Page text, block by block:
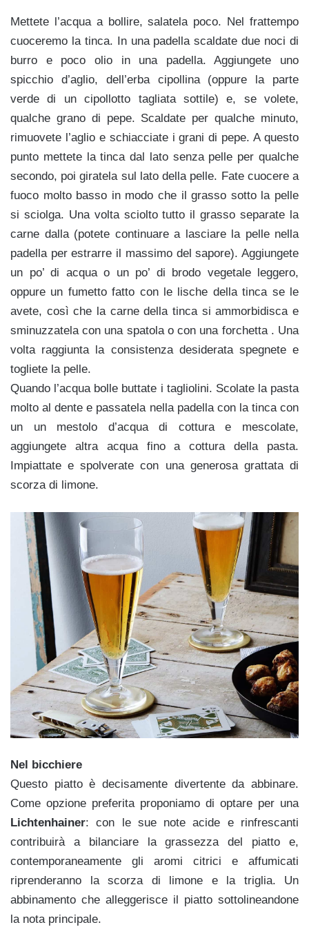
Mettete l’acqua a bollire, salatela poco. Nel frattempo
cuoceremo la tinca. In una padella scaldate due noci di
burro e poco olio in una padella. Aggiungete uno
spicchio d’aglio, dell’erba cipollina (oppure la parte
verde di un cipollotto tagliata sottile) e, se volete,
qualche grano di pepe. Scaldate per qualche minuto,
rimuovete l’aglio e schiacciate i grani di pepe. A questo
punto mettete la tinca dal lato senza pelle per qualche
secondo, poi giratela sul lato della pelle. Fate cuocere a
fuoco molto basso in modo che il grasso sotto la pelle
si sciolga. Una volta sciolto tutto il grasso separate la
carne dalla (potete continuare a lasciare la pelle nella
padella per estrarre il massimo del sapore). Aggiungete
un po’ di acqua o un po’ di brodo vegetale leggero,
oppure un fumetto fatto con le lische della tinca se le
avete, così che la carne della tinca si ammorbidisca e
sminuzzatela con una spatola o con una forchetta . Una
volta raggiunta la consistenza desiderata spegnete e
togliete la pelle.
Quando l’acqua bolle buttate i tagliolini. Scolate la pasta
molto al dente e passatela nella padella con la tinca con
un un mestolo d’acqua di cottura e mescolate,
aggiungete altra acqua fino a cottura della pasta.
Impiattate e spolverate con una generosa grattata di
scorza di limone.
Nel bicchiere
Questo piatto è decisamente divertente da abbinare.
Come opzione preferita proponiamo di optare per una
Lichtenhainer: con le sue note acide e rinfrescanti
contribuirà a bilanciare la grassezza del piatto e,
contemporaneamente gli aromi citrici e affumicati
riprenderanno la scorza di limone e la triglia. Un
abbinamento che alleggerisce il piatto sottolineandone
la nota principale.